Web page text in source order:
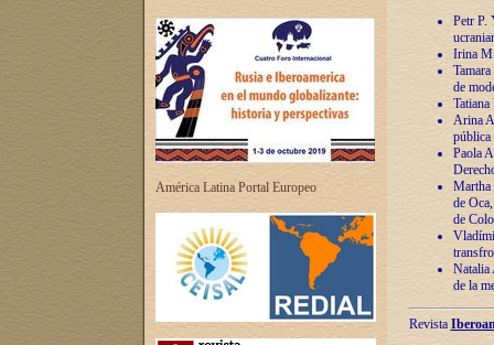
América Latina Portal Europeo
Petr P.
Irina
de
Arina
pública
Paola
Martha
de
de
Natalia
de la
Revista